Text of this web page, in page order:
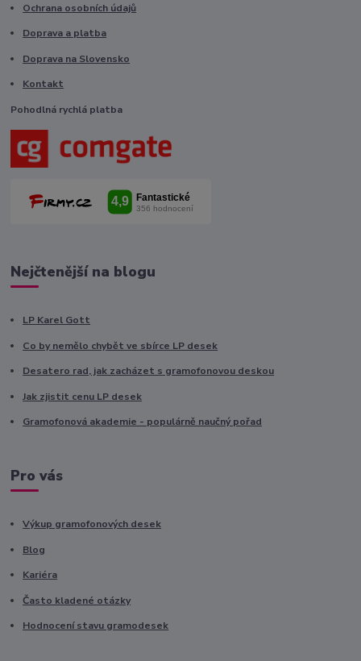
Ochrana osobních údajů
Doprava a platba
Doprava na Slovensko
Kontakt
Pohodlná rychlá platba
Nejčtenější na blogu
LP Karel Gott
Co by nemělo chybět ve sbírce LP desek
Desatero rad, jak zacházet s gramofonovou deskou
Jak zjistit cenu LP desek
Gramofonová akademie - populárně naučný pořad
Pro vás
Výkup gramofonových desek
Blog
Kariéra
Často kladené otázky
Hodnocení stavu gramodesek